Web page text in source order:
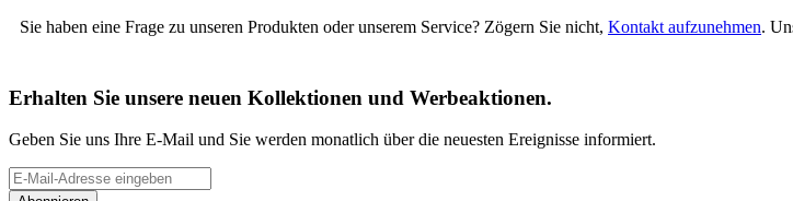
Sie haben eine Frage zu unseren Produkten oder unserem Service? Zögern Sie nicht, Kontakt aufzunehmen.
Erhalten Sie unsere neuen Kollektionen und Werbeaktionen.
Geben Sie uns Ihre E-Mail und Sie werden monatlich über die neuesten Ereignisse informiert.